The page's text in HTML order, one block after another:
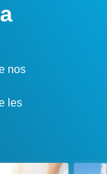
nos
les